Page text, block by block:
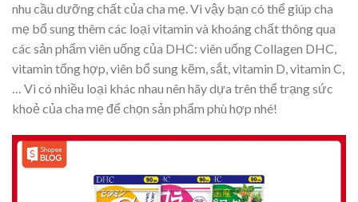
nhu cầu dưỡng chất của cha mẹ. Vì vậy bạn có thể giúp cha
mẹ bổ sung thêm các loại vitamin và khoáng chất thông qua
các sản phẩm viên uống của DHC: viên uống Collagen DHC,
vitamin tổng hợp, viên bổ sung kẽm, sắt, vitamin D, vitamin C,
… Vì có nhiều loại khác nhau nên hãy dựa trên thể trạng sức
khoẻ của cha mẹ để chọn sản phẩm phù hợp nhé!